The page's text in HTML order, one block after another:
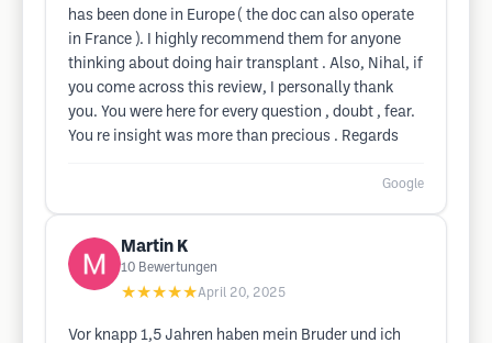
has been done in Europe ( the doc can also operate
in France ). I highly recommend them for anyone
thinking about doing hair transplant . Also, Nihal, if
you come across this review, I personally thank
you. You were here for every question , doubt , fear.
You re insight was more than precious . Regards
Google
Martin K
10 Bewertungen
★★★★★April 20, 2025
Vor knapp 1,5 Jahren haben mein Bruder und ich